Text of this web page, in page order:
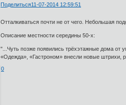
Поделиться11-07-2014 12:59:51
Отталкиваться почти не от чего. Небольшая
Описание местности середины 50-х:
"...Чуть позже появились трёхэтажные дома от
«Одежда», «Гастроном» внесли новые штрихи,
0